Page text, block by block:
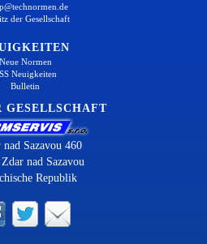
der Gesellschaft
Neue Normen
Neuigkeiten
Bulletin
GESELLSCHAFT
Sazavou 460
nad Sazavou
Republik